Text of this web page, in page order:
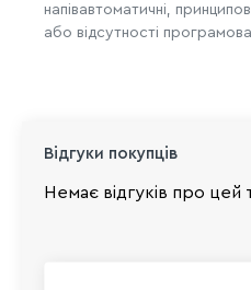
напівавтоматичні,
або відсутності
Відгуки покупців
Немає відгуків про цей